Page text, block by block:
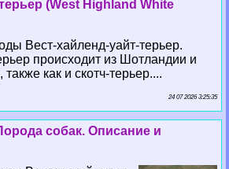
(West Highland White
Вест-хайленд-уайт-терьер.
происходит из Шотландии и
как и скотч-терьер....
24 07 2026 3:25:35
собак. Описание и